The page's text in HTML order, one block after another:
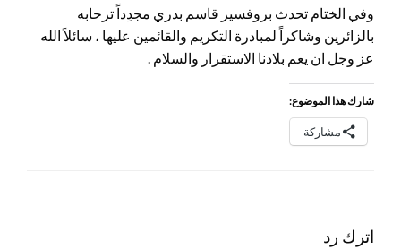
وفي الختام تحدث بروفسير قاسم بدري مجدِداً ترحابه
بالزائرين وشاكراً لمبادرة التكريم والقائمين عليها ، سائلاً الله
عز وجل ان يعم بلادنا الاستقرار والسلام .
شارك هذا الموضوع:
مشاركة
اترك رد